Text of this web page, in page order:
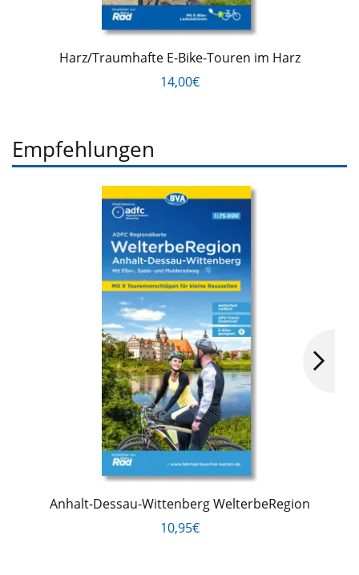
Harz/Traumhafte E-Bike-Touren im Harz
14,00€
Empfehlungen
Anhalt-Dessau-Wittenberg WelterbeRegion
10,95€